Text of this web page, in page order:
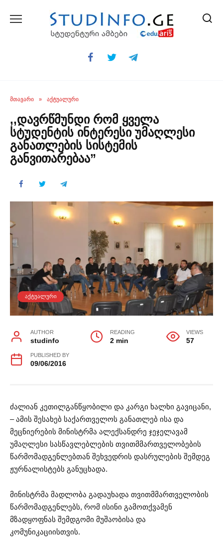
ᲛᲗᲐᲕᲐᲠᲘ » ᲐᲥᲢᲣᲐᲚᲣᲠᲘ
,,დავრწმუნდი რომ ყველა
სტუდენტის ინტერესი უმაღლესი
განათლების სისტემის
განვითარებაა”
ᲐᲥᲢᲣᲐᲚᲣᲠᲘ
AUTHOR
studinfo
READING
2 min
VIEWS
57
PUBLISHED BY
09/06/2016
ძალიან კეთილგანწყობილი და კარგი ხალხი გავიცანი,
– ამის შესახებ საქართველოს განათლებ ისა და
მეცნიერების მინისტრმა ალექსანდრე ჯეჯელავამ
უმაღლესი სასწავლებლების თვითმმართველობების
წარმომადგენლებთან შეხვედრის დასრულების შემდეგ
ჟურნალისტებს განუცხადა.
მინისტრმა მადლობა გადაუხადა თვითმმართველობის
წარმომადგენლებს, რომ ისინი გამოთქვამენ
მზადყოფნას შემდგომი მუშაობისა და
კომუნიკაციისთვის.